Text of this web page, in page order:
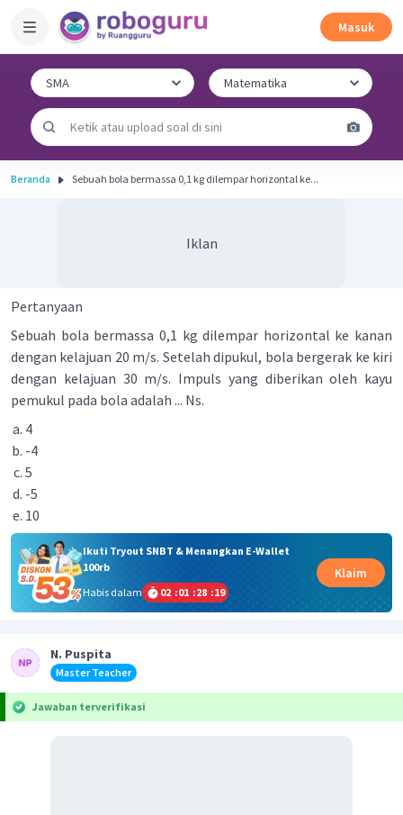
Masuk
Beranda Sebuah bola bermassa 0,1 kg dilempar horizontal ke...
Iklan
Pertanyaan
Sebuah bola bermassa 0,1 kg dilempar horizontal ke kanan
dengan kelajuan 20 m/s. Setelah dipukul, bola bergerak ke kiri
dengan kelajuan 30 m/s. Impuls yang diberikan oleh kayu
pemukul pada bola adalah ... Ns.
4
-4
5
-5
10
Ikuti Tryout SNBT & Menangkan E-Wallet
100rb
Habis dalam
02 :01 :28 :19
Klaim
N. Puspita
Master Teacher
Jawaban terverifikasi